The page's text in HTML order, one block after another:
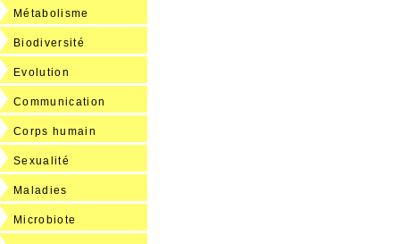
Métabolisme
Biodiversité
Evolution
Communication
Corps humain
Sexualité
Maladies
Microbiote